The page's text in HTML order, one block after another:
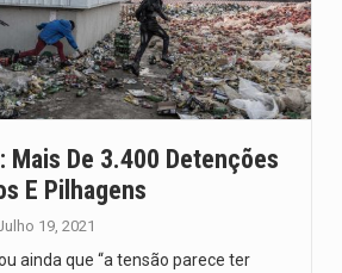
Um dos casos mais graves envolveu a residência de Sam…
A cidade de Bunia, capital da província de Ituri, tornou-se…
Mais De 3.400 Detenções
E Pilhagens
19, 2021
ainda que “a tensão parece ter